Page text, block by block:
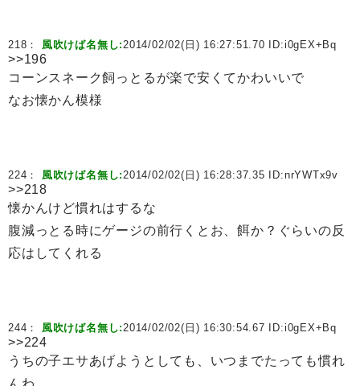
218： 風吹けば名無し:2014/02/02(日) 16:27:51.70 ID:i0gEX+Bq
>>196
コーンスネーク飼っとるが楽で安くてかわいいで
なお懐かん模様
224： 風吹けば名無し:2014/02/02(日) 16:28:37.35 ID:nrYWTx9v
>>218
懐かんけど慣れはするな
腹減っとる時にゲージの前行くとお、餌か？ぐらいの反
応はしてくれる
244： 風吹けば名無し:2014/02/02(日) 16:30:54.67 ID:i0gEX+Bq
>>224
うちの子エサあげようとしても、いつまでたっても慣れ
んわ